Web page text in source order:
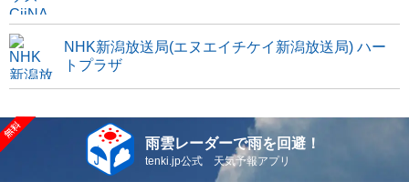
NHK新潟放送局(エヌエイチケイ新潟放送局) ハー
トプラザ
雨雲レーダーで雨を回避！
tenki.jp公式 天気予報アプリ